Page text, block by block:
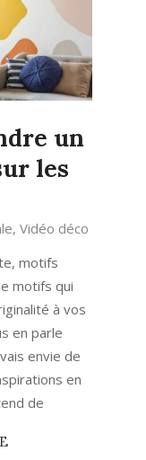
un
les
, Vidéo déco
motifs
motifs qui
à vos
en parle
envie de
en
de